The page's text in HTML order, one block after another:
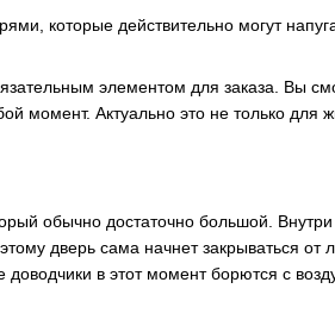
которые действительно могут
элементом для заказа. Вы
момент. Актуально это не только для
обычно достаточно большой.
дверь сама начнет закрываться от
в этот момент борются с